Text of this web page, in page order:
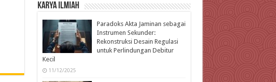
Karya Ilmiah
Paradoks Akta Jaminan sebagai
Instrumen Sekunder:
Rekonstruksi Desain Regulasi
untuk Perlindungan Debitur
Kecil
11/12/2025